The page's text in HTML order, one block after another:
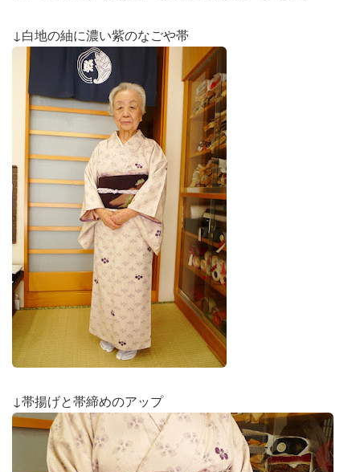
↓白地の紬に濃い紫のなごや帯
↓帯揚げと帯締めのアップ